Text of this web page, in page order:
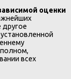
оценки
другое
всех